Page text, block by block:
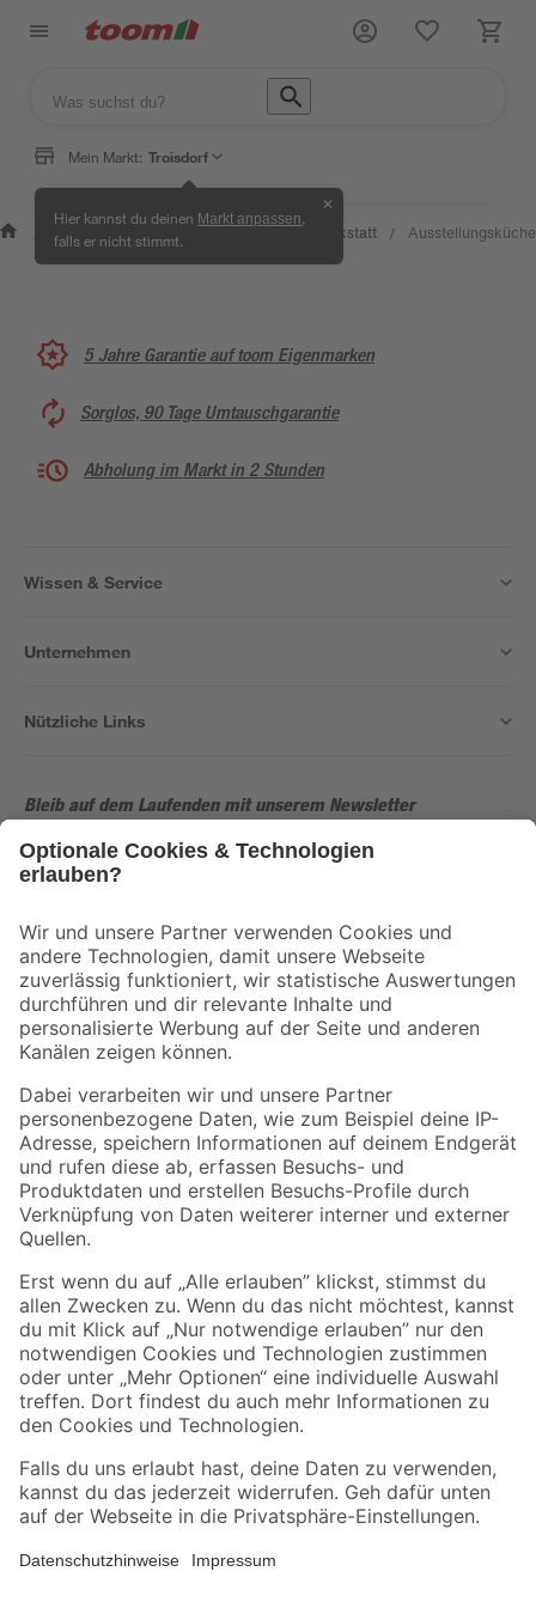
Mein Markt: Troisdorf
Hier kannst du deinen Markt anpassen
falls er nicht stimmt.
✕
Wissen
&
/
Selbermachen
& Ratgeber
Kreativwerkstatt / Ausstellungsküche
5 Jahre Garantie auf toom Eigenmarken
Sorglos, 90 Tage Umtauschgarantie
Abholung im Markt in 2 Stunden
Wissen & Service
Unternehmen
Nützliche Links
Bleib auf dem Laufenden mit unserem Newsletter
Der toom Newsletter: Keine Angebote und Aktionen mehr verpassen!
Folge uns
Zahlungsarten Versandarten
Sicher einkaufen
Jetzt die toom-App herunterladen
Alle Preisangaben in EUR inkl. gesetzl. MwSt.. Die dargestellten Angebote sind unter
Umständen nicht in allen Märkten verfügbar. Die angegebenen Verfügbarkeiten beziehen
sich auf den unter "Mein Markt" ausgewählten toom Baumarkt. Alle Angebote und
*Paketversand ab 59 € versandkostenfrei, gilt nicht für Artikel mit Speditionsversand, hier
fallen zusätzliche Versandkosten an.